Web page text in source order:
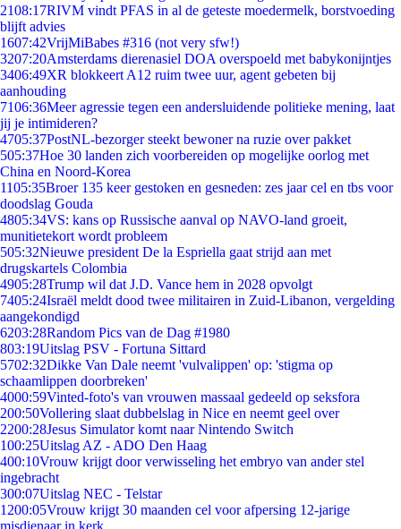
2108:17RIVM vindt PFAS in al de geteste moedermelk, borstvoeding
blijft advies
1607:42VrijMiBabes #316 (not very sfw!)
3207:20Amsterdams dierenasiel DOA overspoeld met babykonijntjes
3406:49XR blokkeert A12 ruim twee uur, agent gebeten bij
aanhouding
7106:36Meer agressie tegen een andersluidende politieke mening, laat
jij je intimideren?
4705:37PostNL-bezorger steekt bewoner na ruzie over pakket
505:37Hoe 30 landen zich voorbereiden op mogelijke oorlog met
China en Noord-Korea
1105:35Broer 135 keer gestoken en gesneden: zes jaar cel en tbs voor
doodslag Gouda
4805:34VS: kans op Russische aanval op NAVO-land groeit,
munitietekort wordt probleem
505:32Nieuwe president De la Espriella gaat strijd aan met
drugskartels Colombia
4905:28Trump wil dat J.D. Vance hem in 2028 opvolgt
7405:24Israël meldt dood twee militairen in Zuid-Libanon, vergelding
aangekondigd
6203:28Random Pics van de Dag #1980
803:19Uitslag PSV - Fortuna Sittard
5702:32Dikke Van Dale neemt 'vulvalippen' op: 'stigma op
schaamlippen doorbreken'
4000:59Vinted-foto's van vrouwen massaal gedeeld op seksfora
200:50Vollering slaat dubbelslag in Nice en neemt geel over
2200:28Jesus Simulator komt naar Nintendo Switch
100:25Uitslag AZ - ADO Den Haag
400:10Vrouw krijgt door verwisseling het embryo van ander stel
ingebracht
300:07Uitslag NEC - Telstar
1200:05Vrouw krijgt 30 maanden cel voor afpersing 12-jarige
misdienaar in kerk